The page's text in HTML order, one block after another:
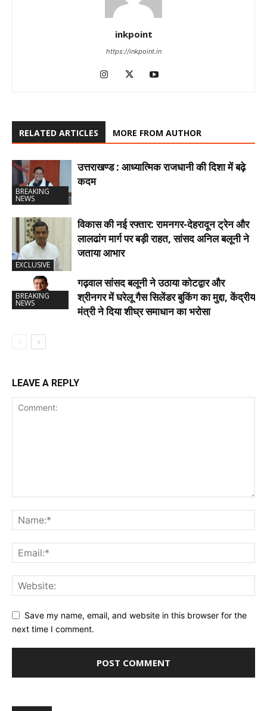
inkpoint
https://inkpoint.in
RELATED ARTICLES MORE FROM AUTHOR
BREAKING
NEWS
उत्तराखण्ड : आध्यात्मिक राजधानी की दिशा में बढ़े
कदम
EXCLUSIVE
विकास की नई रफ्तार: रामनगर-देहरादून ट्रेन और
लालढांग मार्ग पर बड़ी राहत, सांसद अनिल बलूनी ने
जताया आभार
BREAKING
NEWS
गढ़वाल सांसद बलूनी ने उठाया कोटद्वार और
श्रीनगर में घरेलू गैस सिलेंडर बुकिंग का मुद्दा, केंद्रीय
मंत्री ने दिया शीघ्र समाधान का भरोसा
LEAVE A REPLY
Save my name, email, and website in this browser for the
next time I comment.